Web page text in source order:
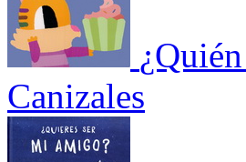
Canizales